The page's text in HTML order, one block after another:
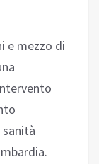
e mezzo di